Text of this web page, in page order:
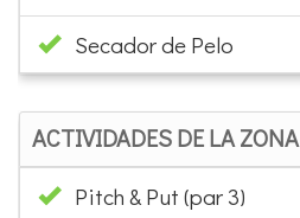
Secador de Pelo
ACTIVIDADES DE LA ZONA
Pitch & Put (par 3)